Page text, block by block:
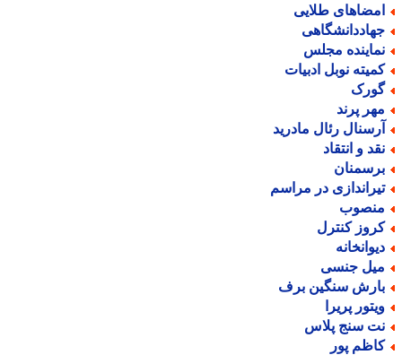
طلایی
مجلس
نوبل ادبیات
پرند
رئال مادرید
و انتقاد
در مراسم
کنترل
جنسی
سنگین برف
پریرا
سنج پلاس
پور